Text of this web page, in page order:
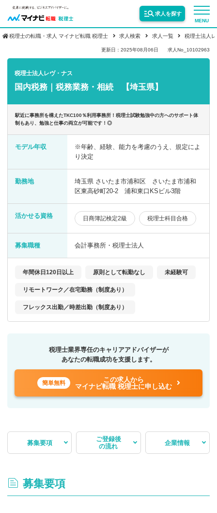
MENU
求人を探す
転職お役立ち情報
業界情報
求人情報
税理士の転職・求人 マイナビ転職 税理士 求人検索 求人一覧 税理士法人
更新日：2025年08月06日 求人No_10102963
税理士法人レヴ・ナス
国内税務｜税務業務・相続 【埼玉県】
駅近に事務所を構えたTKC100％利用事務所！税理士試験勉強中の方へのサポート体
制もあり、勉強と仕事の両立が可能です！◎
モデル年収
※年齢、経験、能力を考慮のうえ、規定によ
り決定
勤務地
埼玉県 さいたま市浦和区 さいたま市浦和
区東高砂町20-2 浦和東口KSビル3階
活かせる資格 日商簿記検定2級 税理士科目合格
募集職種 会計事務所・税理士法人
年間休日120日以上 原則として転勤なし 未経験可
リモートワーク／在宅勤務（制度あり）
フレックス出勤／時差出勤（制度あり）
税理士業界専任のキャリアアドバイザーが
あなたの転職成功を支援します。
簡単無料
この求人から
マイナビ転職 税理士に申し込む
募集要項
ご登録後
の流れ
企業情報
募集要項